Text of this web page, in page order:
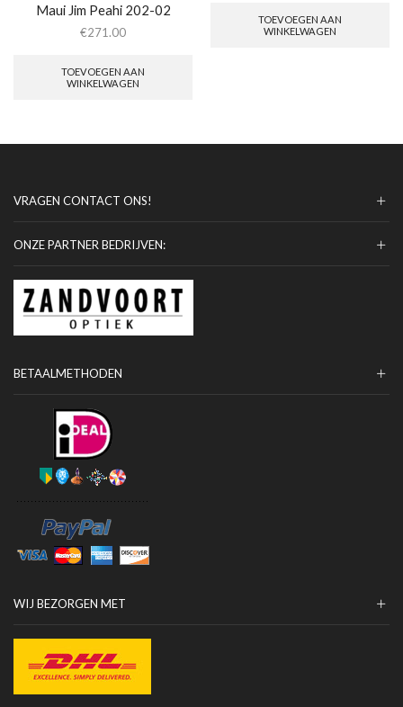
Maui Jim Peahi 202-02
€271.00
TOEVOEGEN AAN
WINKELWAGEN
TOEVOEGEN AAN
WINKELWAGEN
VRAGEN CONTACT ONS!
ONZE PARTNER BEDRIJVEN:
BETAALMETHODEN
WIJ BEZORGEN MET